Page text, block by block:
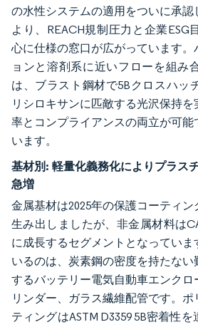
の水性システムの適用をついに承
より、REACH規制圧力と企業ESG
心に仕様の窓口が広がっています
ョンと溶剤系に近いフローを組み
は、ブラスト鋼材で5Bクロスハッ
リシロキサンに匹敵する光沢保持
率とコンプライアンスの両立が可能
います。
基材別: 軽量化義務化によりプラス
急増
金属基材は2025年の保護コーティン
生み出しましたが、非金属材料は
に成長するセグメントとなっていま
いるのは、炭素鋼の密度を持たない
するバッテリー電気自動車エンク
リンダー、ガラス繊維配管です。
ティングはASTM D3359 5B密着性